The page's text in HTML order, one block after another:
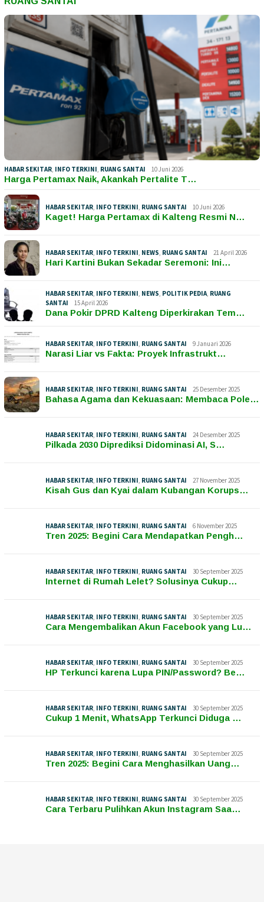
HABAR SEKITAR INFO TERKINI RUANG SANTAI 10 Juni 2026
Harga Pertamax Naik, Akankah Pertalite T…
HABAR SEKITAR INFO TERKINI RUANG SANTAI 10 Juni 2026
Kaget! Harga Pertamax di Kalteng Resmi N…
HABAR SEKITAR INFO TERKINI NEWS RUANG SANTAI 21 April 2026
Hari Kartini Bukan Sekadar Seremoni: Ini…
HABAR SEKITAR INFO TERKINI NEWS POLITIK PEDIA RUANG
SANTAI
15 April 2026
Dana Pokir DPRD Kalteng Diperkirakan Tem…
HABAR SEKITAR INFO TERKINI RUANG SANTAI 9 Januari 2026
Narasi Liar vs Fakta: Proyek Infrastrukt…
HABAR SEKITAR INFO TERKINI RUANG SANTAI 25 Desember 2025
Bahasa Agama dan Kekuasaan: Membaca Pole…
HABAR SEKITAR INFO TERKINI RUANG SANTAI 24 Desember 2025
Pilkada 2030 Diprediksi Didominasi AI, S…
HABAR SEKITAR INFO TERKINI RUANG SANTAI 27 November 2025
Kisah Gus dan Kyai dalam Kubangan Korups…
HABAR SEKITAR INFO TERKINI RUANG SANTAI 6 November 2025
Tren 2025: Begini Cara Mendapatkan Pengh…
HABAR SEKITAR INFO TERKINI RUANG SANTAI 30 September 2025
Internet di Rumah Lelet? Solusinya Cukup…
HABAR SEKITAR INFO TERKINI RUANG SANTAI 30 September 2025
Cara Mengembalikan Akun Facebook yang Lu…
HABAR SEKITAR INFO TERKINI RUANG SANTAI 30 September 2025
HP Terkunci karena Lupa PIN/Password? Be…
HABAR SEKITAR INFO TERKINI RUANG SANTAI 30 September 2025
Cukup 1 Menit, WhatsApp Terkunci Diduga …
HABAR SEKITAR INFO TERKINI RUANG SANTAI 30 September 2025
Tren 2025: Begini Cara Menghasilkan Uang…
HABAR SEKITAR INFO TERKINI RUANG SANTAI 30 September 2025
Cara Terbaru Pulihkan Akun Instagram Saa…